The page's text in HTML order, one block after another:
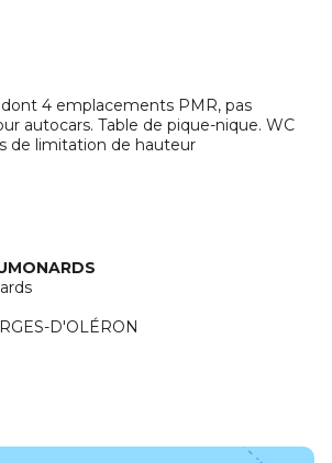
4 emplacements PMR, pas
autocars. Table de pique-nique. WC
de limitation de hauteur
D'OLÉRON